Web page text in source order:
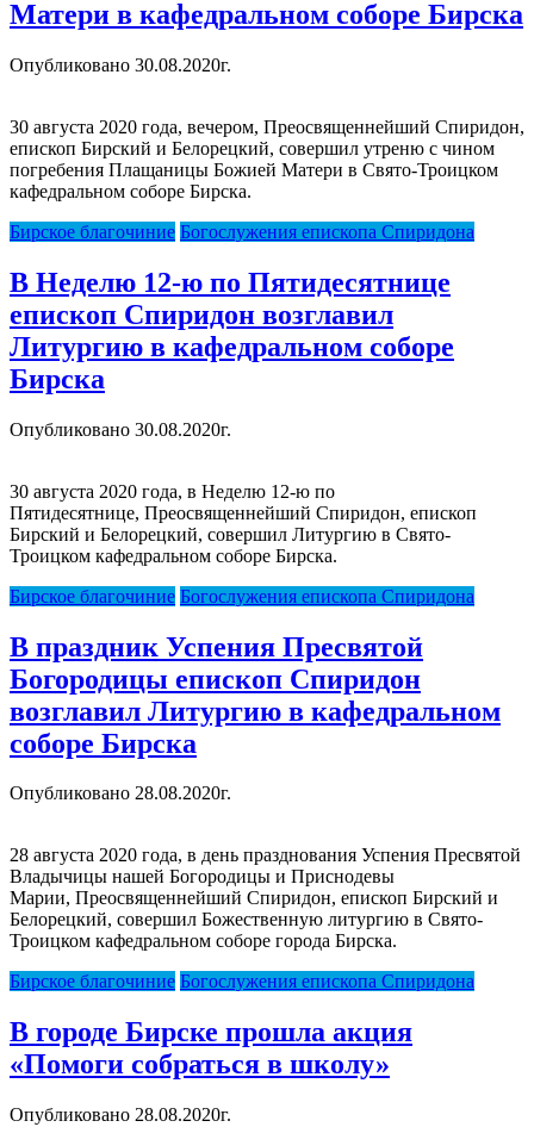
Матери в кафедральном соборе Бирска
Опубликовано 30.08.2020г.
30 августа 2020 года, вечером, Преосвященнейший Спиридон,
епископ Бирский и Белорецкий, совершил утреню с чином
погребения Плащаницы Божией Матери в Свято-Троицком
кафедральном соборе Бирска.
Бирское благочиние Богослужения епископа Спиридона
В Неделю 12-ю по Пятидесятнице
епископ Спиридон возглавил
Литургию в кафедральном соборе
Бирска
Опубликовано 30.08.2020г.
30 августа 2020 года, в Неделю 12-ю по
Пятидесятнице, Преосвященнейший Спиридон, епископ
Бирский и Белорецкий, совершил Литургию в Свято-
Троицком кафедральном соборе Бирска.
Бирское благочиние Богослужения епископа Спиридона
В праздник Успения Пресвятой
Богородицы епископ Спиридон
возглавил Литургию в кафедральном
соборе Бирска
Опубликовано 28.08.2020г.
28 августа 2020 года, в день празднования Успения Пресвятой
Владычицы нашей Богородицы и Приснодевы
Марии, Преосвященнейший Спиридон, епископ Бирский и
Белорецкий, совершил Божественную литургию в Свято-
Троицком кафедральном соборе города Бирска.
Бирское благочиние Богослужения епископа Спиридона
В городе Бирске прошла акция
«Помоги собраться в школу»
Опубликовано 28.08.2020г.